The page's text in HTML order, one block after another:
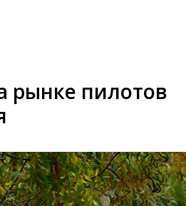
рынке пилотов